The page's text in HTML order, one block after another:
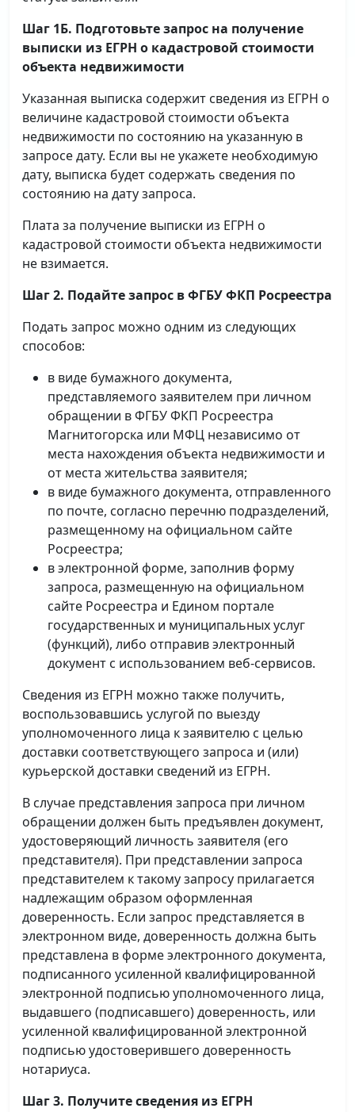
Шаг 1Б. Подготовьте запрос на получение
выписки из ЕГРН о кадастровой стоимости
объекта недвижимости
Указанная выписка содержит сведения из ЕГРН о
величине кадастровой стоимости объекта
недвижимости по состоянию на указанную в
запросе дату. Если вы не укажете необходимую
дату, выписка будет содержать сведения по
состоянию на дату запроса.
Плата за получение выписки из ЕГРН о
кадастровой стоимости объекта недвижимости
не взимается.
Шаг 2. Подайте запрос в ФГБУ ФКП Росреестра
Подать запрос можно одним из следующих
способов:
в виде бумажного документа,
представляемого заявителем при личном
обращении в ФГБУ ФКП Росреестра
Магнитогорска или МФЦ независимо от
места нахождения объекта недвижимости и
от места жительства заявителя;
в виде бумажного документа, отправленного
по почте, согласно перечню подразделений,
размещенному на официальном сайте
Росреестра;
в электронной форме, заполнив форму
запроса, размещенную на официальном
сайте Росреестра и Едином портале
государственных и муниципальных услуг
(функций), либо отправив электронный
документ с использованием веб-сервисов.
Сведения из ЕГРН можно также получить,
воспользовавшись услугой по выезду
уполномоченного лица к заявителю с целью
доставки соответствующего запроса и (или)
курьерской доставки сведений из ЕГРН.
В случае представления запроса при личном
обращении должен быть предъявлен документ,
удостоверяющий личность заявителя (его
представителя). При представлении запроса
представителем к такому запросу прилагается
надлежащим образом оформленная
доверенность. Если запрос представляется в
электронном виде, доверенность должна быть
представлена в форме электронного документа,
подписанного усиленной квалифицированной
электронной подписью уполномоченного лица,
выдавшего (подписавшего) доверенность, или
усиленной квалифицированной электронной
подписью удостоверившего доверенность
нотариуса.
Шаг 3. Получите сведения из ЕГРН